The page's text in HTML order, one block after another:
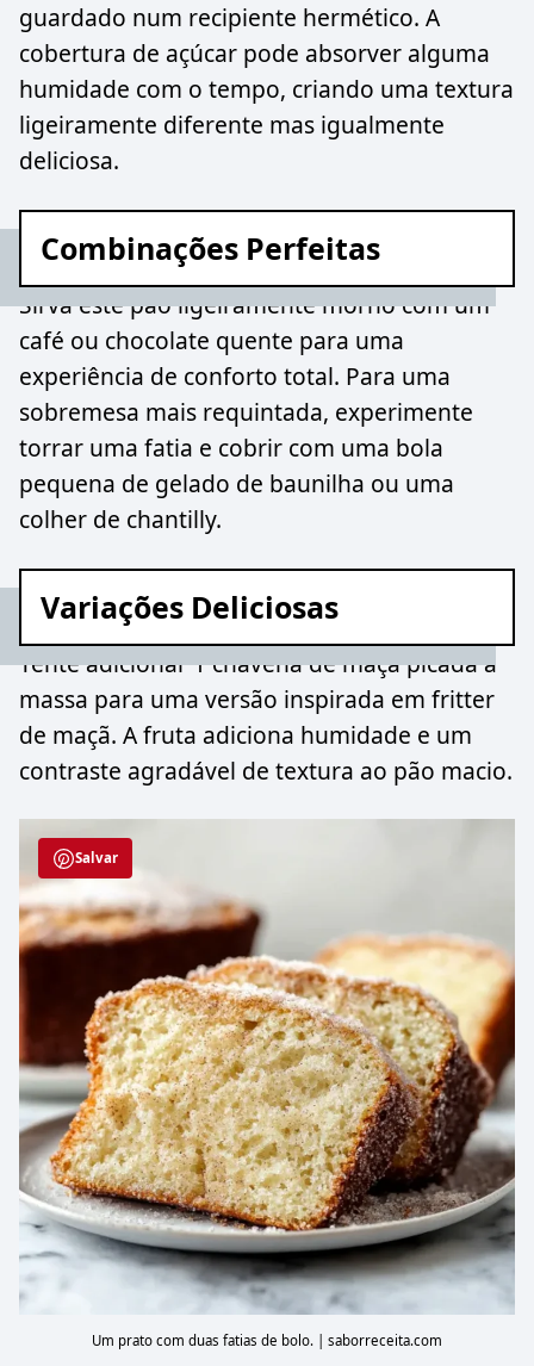
guardado num recipiente hermético. A
cobertura de açúcar pode absorver alguma
humidade com o tempo, criando uma textura
ligeiramente diferente mas igualmente
deliciosa.
Combinações Perfeitas
Sirva este pão ligeiramente morno com um
café ou chocolate quente para uma
experiência de conforto total. Para uma
sobremesa mais requintada, experimente
torrar uma fatia e cobrir com uma bola
pequena de gelado de baunilha ou uma
colher de chantilly.
Variações Deliciosas
Tente adicionar 1 chávena de maçã picada à
massa para uma versão inspirada em fritter
de maçã. A fruta adiciona humidade e um
contraste agradável de textura ao pão macio.
Salvar
Um prato com duas fatias de bolo. | saborreceita.com